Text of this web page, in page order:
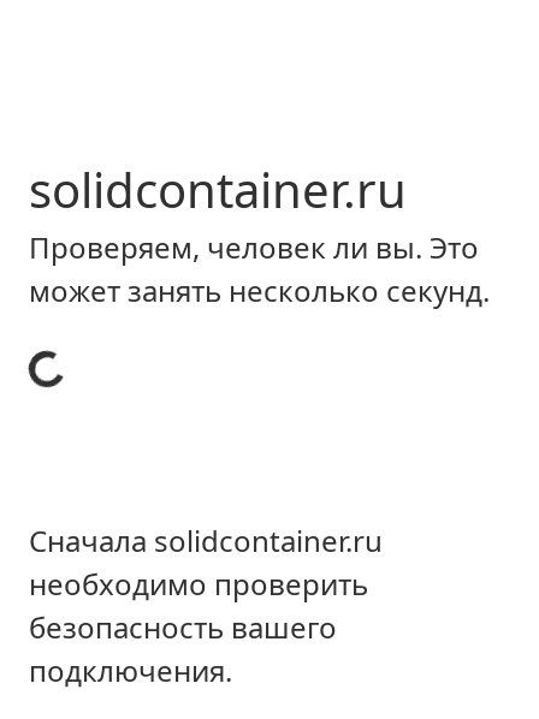
solidcontainer.ru
Проверяем, человек ли вы. Это
может занять несколько секунд.
Сначала solidcontainer.ru
необходимо проверить
безопасность вашего
подключения.